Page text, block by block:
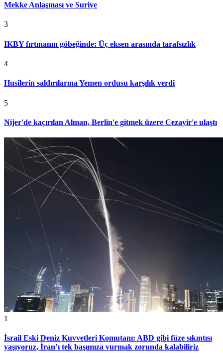
Mekke Anlaşması ve Suriye
3
IKBY fırtınanın göbeğinde: Üç eksen arasında tarafsızlık
4
Husilerin saldırılarına Yemen ordusu karşılık verdi
5
Nijer'de kaçırılan Alman, Berlin'e gitmek üzere Cezayir'e ulaştı
1
İsrail Eski Deniz Kuvvetleri Komutanı: ABD gibi füze sıkıntısı
yaşıyoruz, İran’ı tek başımıza vurmak zorunda kalabiliriz